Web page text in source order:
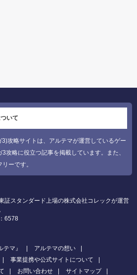
いて
攻略サイトは、アルテマが運営しているゲー
攻略に役立つ記事を掲載しています。また、
ーです。
証スタンダード上場の株式会社コレックが運営
6578
マ』
アルテマの想い
事業提携や公式サイトについて
お問い合わせ サイトマップ